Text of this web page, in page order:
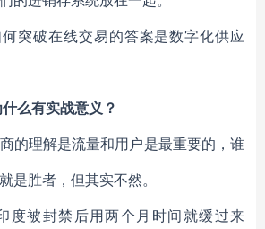
突破在线交易的答案是数字化供应
么有实战意义？
的理解是流量和用户是最重要的，谁
是胜者，但其实不然。
度被封禁后用两个月时间就缓过来